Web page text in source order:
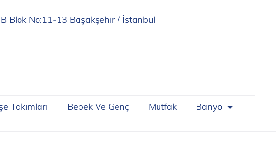
Blok No:11-13 Başakşehir / İstanbul
Takımları Bebek Ve Genç Mutfak Banyo